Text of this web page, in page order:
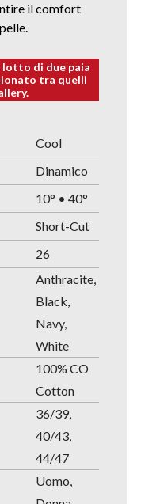
il comfort
lotto di due paia
tra quelli
Cool
Dinamico
10° • 40°
Short-Cut
26
Anthracite,
Black,
Navy,
White
100% CO
Cotton
36/39,
40/43,
44/47
Uomo,